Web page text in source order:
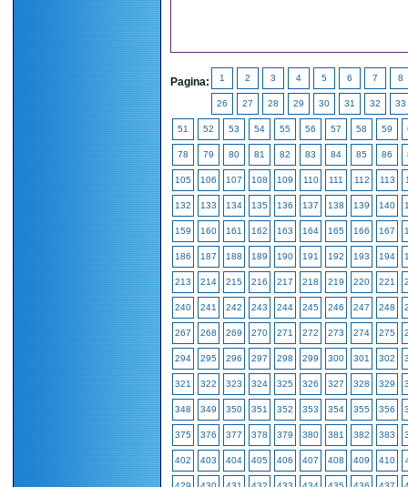
Pagina: 1 2 3 4 5 6 7 8
26 27 28 29 30 31 32 33
51 52 53 54 55 56 57 58 59
78 79 80 81 82 83 84 85 86
105 106 107 108 109 110 111 112 113
132 133 134 135 136 137 138 139 140
159 160 161 162 163 164 165 166 167
186 187 188 189 190 191 192 193 194
213 214 215 216 217 218 219 220 221
240 241 242 243 244 245 246 247 248
267 268 269 270 271 272 273 274 275
294 295 296 297 298 299 300 301 302
321 322 323 324 325 326 327 328 329
348 349 350 351 352 353 354 355 356
375 376 377 378 379 380 381 382 383
402 403 404 405 406 407 408 409 410